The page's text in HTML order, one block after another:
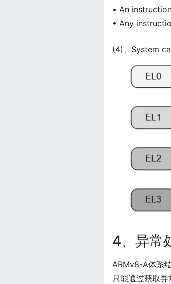
• An
• Any
(4)、System
4、异常
ARMv8-A体系
只能通过获取异